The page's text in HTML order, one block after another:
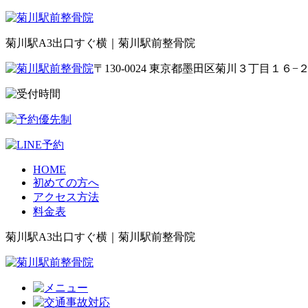
菊川駅A3出口すぐ横｜菊川駅前整骨院
〒130-0024 東京都墨田区菊川３丁目１６−
HOME
初めての方へ
アクセス方法
料金表
菊川駅A3出口すぐ横｜菊川駅前整骨院